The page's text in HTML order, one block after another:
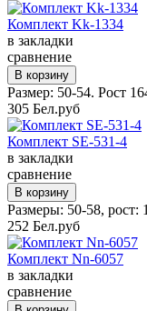
Комплект Kk-1334
в закладки
сравнение
Размер: 50-54. Рост
305 Бел.руб
Комплект SE-531-4
в закладки
сравнение
Размеры: 50-58, рост:
252 Бел.руб
Комплект Nn-6057
в закладки
сравнение